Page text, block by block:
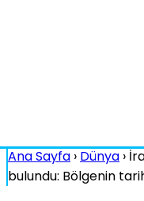
Ana Sayfa › Dünya ›
bulundu: Bölgenin